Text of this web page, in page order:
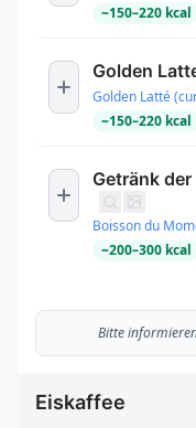
~150–220 kcal
Golden
Golden Latté
~150–220 kcal
Getränk
Boisson du
~200–300 kcal
Bitte
Eiskaffee